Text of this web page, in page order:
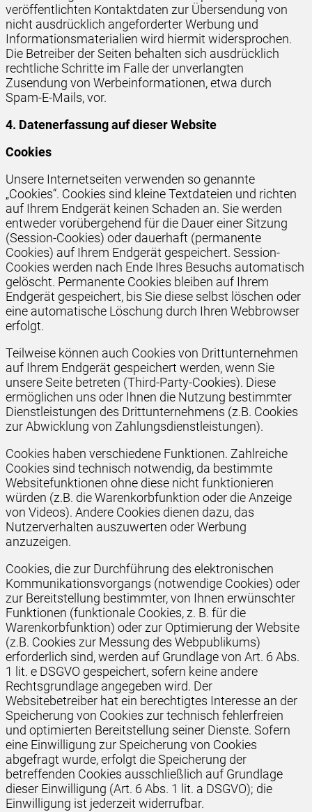
veröffentlichten Kontaktdaten zur Übersendung von
nicht ausdrücklich angeforderter Werbung und
Informationsmaterialien wird hiermit widersprochen.
Die Betreiber der Seiten behalten sich ausdrücklich
rechtliche Schritte im Falle der unverlangten
Zusendung von Werbeinformationen, etwa durch
Spam-E-Mails, vor.
4. Datenerfassung auf dieser Website
Cookies
Unsere Internetseiten verwenden so genannte
„Cookies“. Cookies sind kleine Textdateien und richten
auf Ihrem Endgerät keinen Schaden an. Sie werden
entweder vorübergehend für die Dauer einer Sitzung
(Session-Cookies) oder dauerhaft (permanente
Cookies) auf Ihrem Endgerät gespeichert. Session-
Cookies werden nach Ende Ihres Besuchs automatisch
gelöscht. Permanente Cookies bleiben auf Ihrem
Endgerät gespeichert, bis Sie diese selbst löschen oder
eine automatische Löschung durch Ihren Webbrowser
erfolgt.
Teilweise können auch Cookies von Drittunternehmen
auf Ihrem Endgerät gespeichert werden, wenn Sie
unsere Seite betreten (Third-Party-Cookies). Diese
ermöglichen uns oder Ihnen die Nutzung bestimmter
Dienstleistungen des Drittunternehmens (z.B. Cookies
zur Abwicklung von Zahlungsdienstleistungen).
Cookies haben verschiedene Funktionen. Zahlreiche
Cookies sind technisch notwendig, da bestimmte
Websitefunktionen ohne diese nicht funktionieren
würden (z.B. die Warenkorbfunktion oder die Anzeige
von Videos). Andere Cookies dienen dazu, das
Nutzerverhalten auszuwerten oder Werbung
anzuzeigen.
Cookies, die zur Durchführung des elektronischen
Kommunikationsvorgangs (notwendige Cookies) oder
zur Bereitstellung bestimmter, von Ihnen erwünschter
Funktionen (funktionale Cookies, z. B. für die
Warenkorbfunktion) oder zur Optimierung der Website
(z.B. Cookies zur Messung des Webpublikums)
erforderlich sind, werden auf Grundlage von Art. 6 Abs.
1 lit. e DSGVO gespeichert, sofern keine andere
Rechtsgrundlage angegeben wird. Der
Websitebetreiber hat ein berechtigtes Interesse an der
Speicherung von Cookies zur technisch fehlerfreien
und optimierten Bereitstellung seiner Dienste. Sofern
eine Einwilligung zur Speicherung von Cookies
abgefragt wurde, erfolgt die Speicherung der
betreffenden Cookies ausschließlich auf Grundlage
dieser Einwilligung (Art. 6 Abs. 1 lit. a DSGVO); die
Einwilligung ist jederzeit widerrufbar.